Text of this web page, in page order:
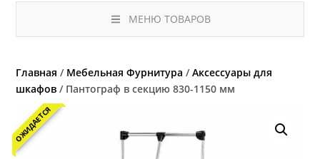
МЕНЮ ТОВАРОВ
Главная / Мебельная Фурнитура /Аксессуары для
шкафов / Пантограф в секцию 830-1150 мм
ОЖИДАЕТСЯ